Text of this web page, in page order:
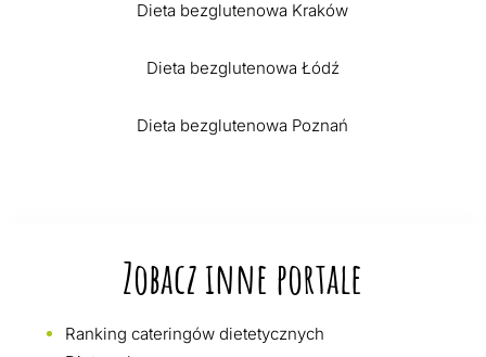
Dieta bezglutenowa Kraków
Dieta bezglutenowa Łódź
Dieta bezglutenowa Poznań
Zobacz inne portale
Ranking cateringów dietetycznych